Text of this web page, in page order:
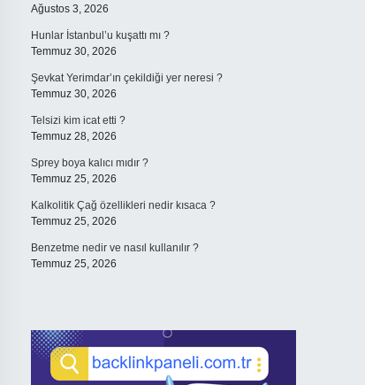
Ağustos 3, 2026
Hunlar İstanbul’u kuşattı mı ?
Temmuz 30, 2026
Şevkat Yerimdar’ın çekildiği yer neresi ?
Temmuz 30, 2026
Telsizi kim icat etti ?
Temmuz 28, 2026
Sprey boya kalıcı mıdır ?
Temmuz 25, 2026
Kalkolitik Çağ özellikleri nedir kısaca ?
Temmuz 25, 2026
Benzetme nedir ve nasıl kullanılır ?
Temmuz 25, 2026